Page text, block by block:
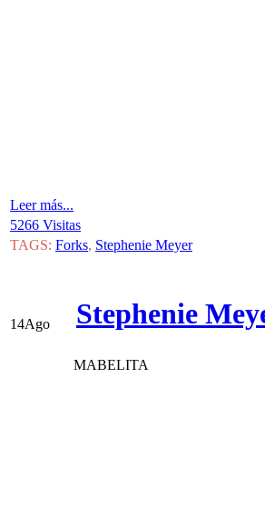
Leer más...
5266 Visitas
TAGS: Forks, Stephenie Meyer
14Ago Stephenie
MABELITA